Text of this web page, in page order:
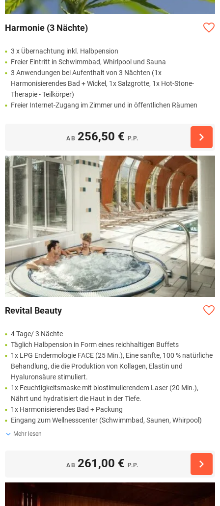
Harmonie (3 Nächte)
3 x Übernachtung inkl. Halbpension
Freier Eintritt in Schwimmbad, Whirlpool und Sauna
3 Anwendungen bei Aufenthalt von 3 Nächten (1x
Harmonisierendes Bad + Wickel, 1x Salzgrotte, 1x Hot-Stone-
Therapie - Teilkörper)
Freier Internet-Zugang im Zimmer und in öffentlichen Räumen
AB 256,50 € P.P.
Revital Beauty
4 Tage/ 3 Nächte
Täglich Halbpension in Form eines reichhaltigen Buffets
1x LPG Endermologie FACE (25 Min.), Eine sanfte, 100 % natürliche
Behandlung, die die Produktion von Kollagen, Elastin und
Hyaluronsäure stimuliert.
1x Feuchtigkeitsmaske mit biostimulierendem Laser (20 Min.),
Nährt und hydratisiert die Haut in der Tiefe.
1x Harmonisierendes Bad + Packung
Eingang zum Wellnesscenter (Schwimmbad, Saunen, Whirpool)
Mehr lesen
AB 261,00 € P.P.